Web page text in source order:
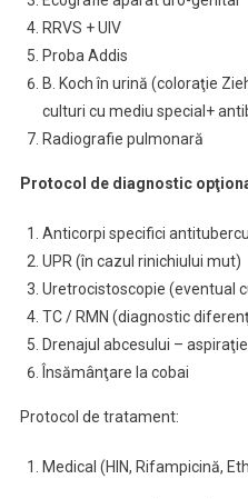
RRVS + UIV
Proba Addis
B. Koch în urină (coloraţie
culturi cu mediu special+
Radiografie pulmonară
Protocol de diagnostic
Anticorpi specifici
UPR (în cazul rinichiului mut)
Uretrocistoscopie (eventual
TC / RMN (diagnostic
Drenajul abcesului –
Însămânţare la cobai
Protocol de tratament:
Medical (HIN, Rifampicină,